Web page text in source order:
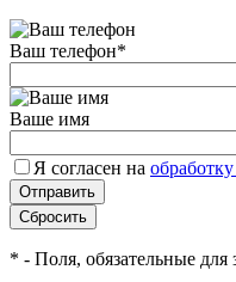
Ваш телефон*
Ваше имя
Я согласен на
* - Поля, обязательные для